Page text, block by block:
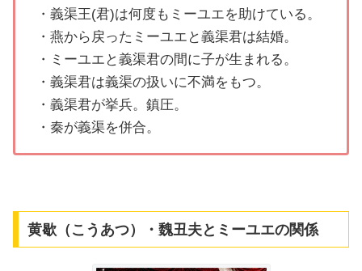
・義渠王(君)は何度もミーユエを助けている。
・燕から戻ったミーユエと義渠君は結婚。
・ミーユエと義渠君の間に子が生まれる。
・義渠君は義渠の扱いに不満をもつ。
・義渠君が挙兵。鎮圧。
・秦が義渠を併合。
黄歇（こうあつ）・魏丑夫とミーユエの関係